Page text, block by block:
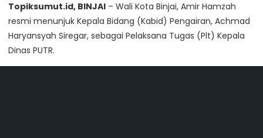
Topiksumut.id, BINJAI – Wali Kota Binjai, Amir Hamzah
resmi menunjuk Kepala Bidang (Kabid) Pengairan, Achmad
Haryansyah Siregar, sebagai Pelaksana Tugas (Plt) Kepala
Dinas PUTR.